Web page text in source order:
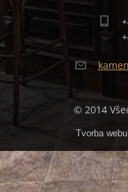
© 2014
Tvorba